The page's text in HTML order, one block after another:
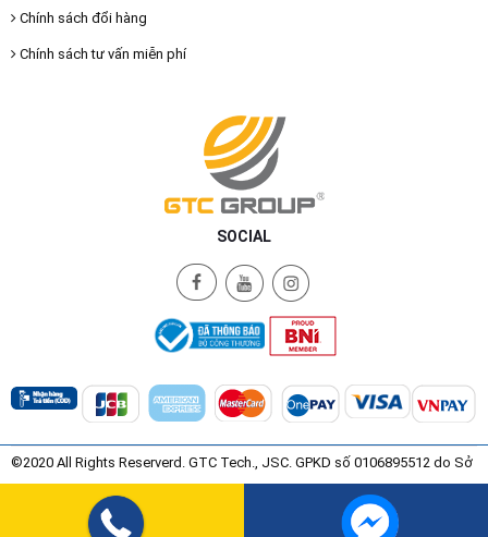
Chính sách đổi hàng
Chính sách tư vấn miễn phí
SOCIAL
©2020 All Rights Reserverd. GTC Tech., JSC. GPKD số 0106895512 do Sở
Kế Hoạch và Đầu Tư Thành Phố Hà Nội Cấp ngày 08/07/2015